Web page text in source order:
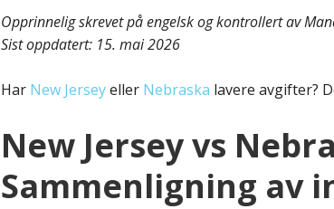
Opprinnelig skrevet på engelsk og kontrollert av
Sist oppdatert: 15. mai 2026
Har New Jerseyeller Nebraska lavere avgifter?
New Jersey vs
Sammenligning av